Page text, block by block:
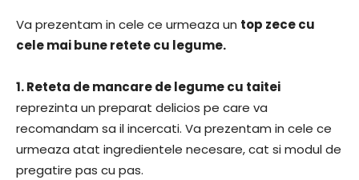
Va prezentam in cele ce urmeaza un top zece cu
cele mai bune retete cu legume.
1.Reteta de mancare de legume cu taitei
reprezinta un preparat delicios pe care va
recomandam sa il incercati. Va prezentam in cele ce
urmeaza atat ingredientele necesare, cat si modul de
pregatire pas cu pas.